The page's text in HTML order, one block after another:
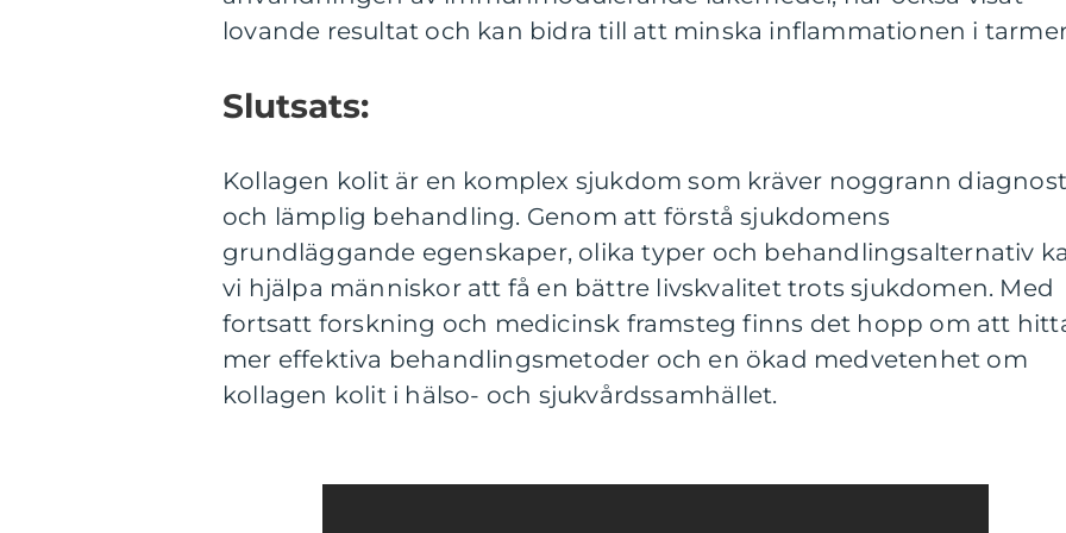
lovande resultat och kan bidra till att minska inflammationen i
Slutsats:
Kollagen kolit är en komplex sjukdom som kräver noggrann
och lämplig behandling. Genom att förstå sjukdomens
grundläggande egenskaper, olika typer och behandlingsalternativ
vi hjälpa människor att få en bättre livskvalitet trots sjukdomen. Med
fortsatt forskning och medicinsk framsteg finns det hopp om att
mer effektiva behandlingsmetoder och en ökad medvetenhet om
kollagen kolit i hälso- och sjukvårdssamhället.